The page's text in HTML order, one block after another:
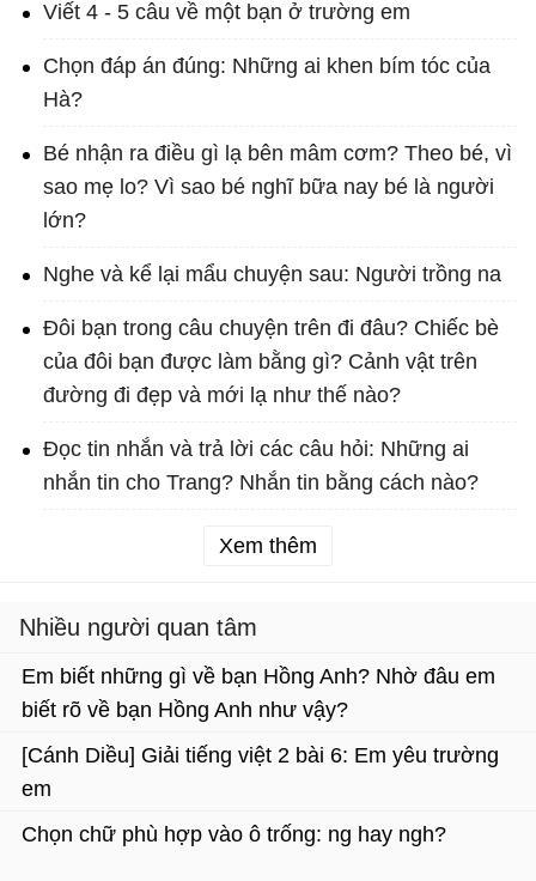
Viết 4 - 5 câu về một bạn ở trường em
Chọn đáp án đúng: Những ai khen bím tóc của
Hà?
Bé nhận ra điều gì lạ bên mâm cơm? Theo bé, vì
sao mẹ lo? Vì sao bé nghĩ bữa nay bé là người
lớn?
Nghe và kể lại mẩu chuyện sau: Người trồng na
Đôi bạn trong câu chuyện trên đi đâu? Chiếc bè
của đôi bạn được làm bằng gì? Cảnh vật trên
đường đi đẹp và mới lạ như thế nào?
Đọc tin nhắn và trả lời các câu hỏi: Những ai
nhắn tin cho Trang? Nhắn tin bằng cách nào?
Xem thêm
Nhiều người quan tâm
Em biết những gì về bạn Hồng Anh? Nhờ đâu em
biết rõ về bạn Hồng Anh như vậy?
[Cánh Diều] Giải tiếng việt 2 bài 6: Em yêu trường
em
Chọn chữ phù hợp vào ô trống: ng hay ngh?